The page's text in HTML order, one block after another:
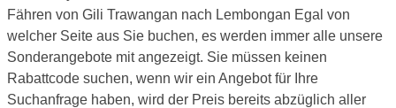
Fähren von Gili Trawangan nach Lembongan Egal von
welcher Seite aus Sie buchen, es werden immer alle unsere
Sonderangebote mit angezeigt. Sie müssen keinen
Rabattcode suchen, wenn wir ein Angebot für Ihre
Suchanfrage haben, wird der Preis bereits abzüglich aller